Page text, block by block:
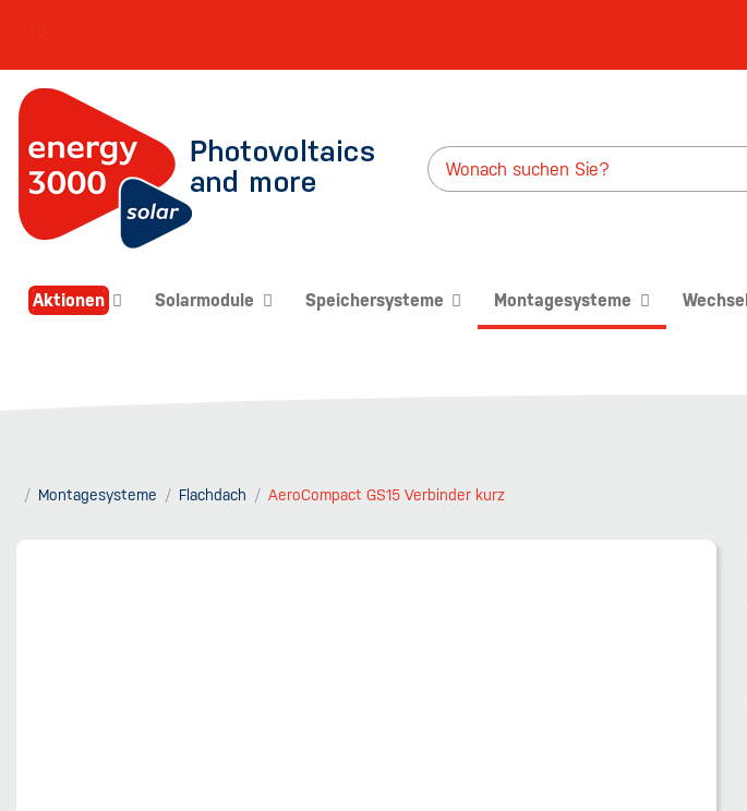
Aktionen Solarmodule Speichersysteme Montagesysteme
Montagesysteme Flachdach AeroCompact GS15 Verbinder kurz